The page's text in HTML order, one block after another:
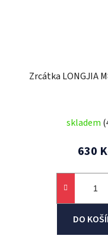
Zrcátka LONGJIA
skladem
630
DO